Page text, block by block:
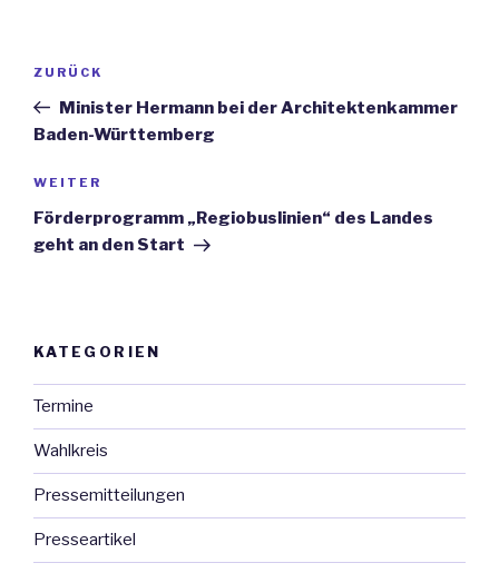
Beitrags-
Vorheriger
Beitrag
ZURÜCK
Minister Hermann bei der Architektenkammer
Baden-Württemberg
Nächster
Beitrag
WEITER
Förderprogramm „Regiobuslinien“ des Landes
geht an den Start
KATEGORIEN
Termine
Wahlkreis
Pressemitteilungen
Presseartikel